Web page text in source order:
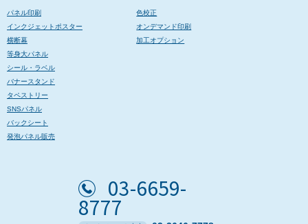
パネル印刷
インクジェットポスター
横断幕
等身大パネル
シール・ラベル
バナースタンド
タペストリー
SNSパネル
バックシート
発泡パネル販売
色校正
オンデマンド印刷
加工オプション
03-6659-
8777